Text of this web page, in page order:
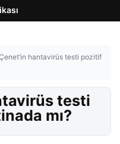
hantavirüs testi pozitif
testi
mı?